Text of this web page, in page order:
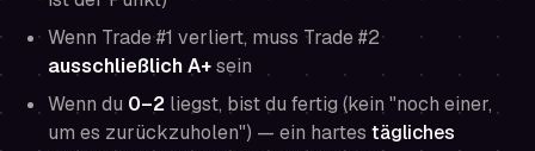
Wenn Trade #1 verliert, muss Trade #2
ausschließlich A+sein
Wenn du 0–2 liegst, bist du fertig (kein "noch einer,
um es zurückzuholen") — ein hartes tägliches